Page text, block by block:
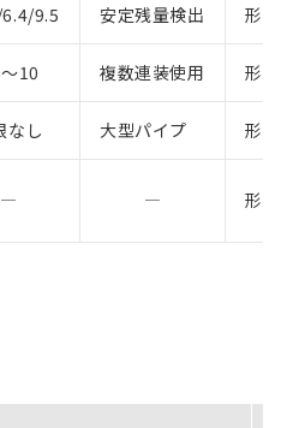
9.5 安定残量検出 形
10 複数連装使用 形
なし 大型パイプ 形
― ― 形